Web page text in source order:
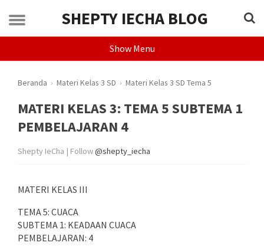
SHEPTY IECHA BLOG
Show Menu
Beranda › Materi Kelas 3 SD › Materi Kelas 3 SD Tema 5
MATERI KELAS 3: TEMA 5 SUBTEMA 1
PEMBELAJARAN 4
Shepty IeCha | Follow@shepty_iecha
MATERI KELAS III
TEMA 5: CUACA
SUBTEMA 1: KEADAAN CUACA
PEMBELAJARAN: 4